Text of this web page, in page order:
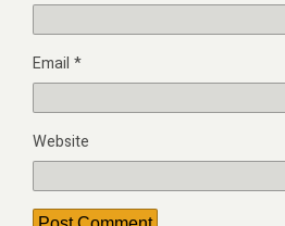
Email *
Website